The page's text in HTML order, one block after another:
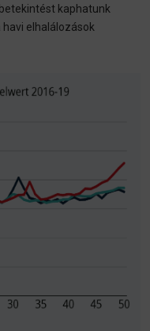
kaphatunk
elhalálozások